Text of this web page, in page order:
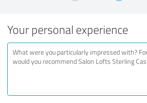
Your personal experience